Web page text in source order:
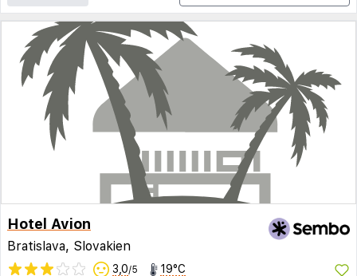
Hotel Avion
Bratislava, Slovakien
3,0/5 19°C